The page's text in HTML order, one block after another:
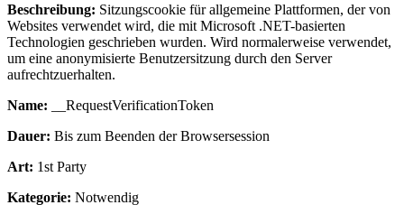
Beschreibung: Sitzungscookie für allgemeine Plattformen, der von
Websites verwendet wird, die mit Microsoft .NET-basierten
Technologien geschrieben wurden. Wird normalerweise verwendet,
um eine anonymisierte Benutzersitzung durch den Server
aufrechtzuerhalten.
Name: __RequestVerificationToken
Dauer: Bis zum Beenden der Browsersession
Art: 1st Party
Kategorie: Notwendig